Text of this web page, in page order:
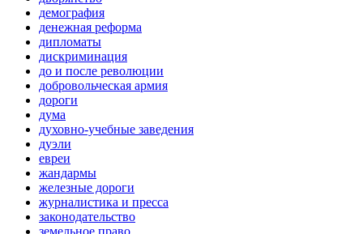
демография
денежная реформа
дипломаты
дискриминация
до и после революции
добровольческая армия
дороги
дума
духовно-учебные заведения
дуэли
евреи
жандармы
железные дороги
журналистика и пресса
законодательство